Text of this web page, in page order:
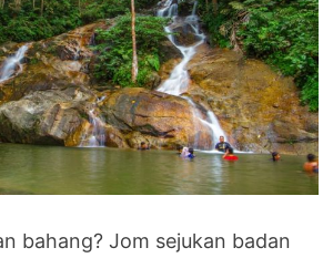
bahang? Jom sejukan badan